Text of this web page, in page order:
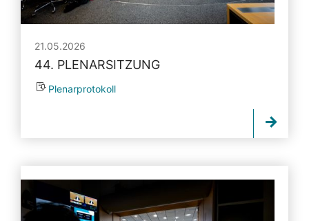
21.05.2026
44. PLENARSITZUNG
Plenarprotokoll